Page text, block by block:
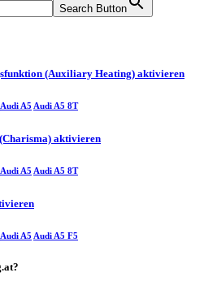
Search Button
(Auxiliary Heating) aktivieren
Audi A5 Audi A5 8T
aktivieren
Audi A5 Audi A5 8T
Audi A5 Audi A5 F5